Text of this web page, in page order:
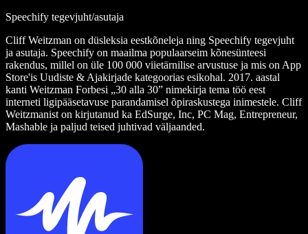
Speechify tegevjuht/asutaja
Cliff Weitzman on düsleksia eestkõneleja ning Speechify tegevjuht
ja asutaja. Speechify on maailma populaarseim kõnesünteesi
rakendus, millel on üle 100 000 viietärnilise arvustuse ja mis on App
Store'is Uudiste & Ajakirjade kategoorias esikohal. 2017. aastal
kanti Weitzman Forbesi „30 alla 30” nimekirja tema töö eest
interneti ligipääsetavuse parandamisel õpiraskustega inimestele. Cliff
Weitzmanist on kirjutanud ka EdSurge, Inc, PC Mag, Entrepreneur,
Mashable ja paljud teised juhtivad väljaanded.